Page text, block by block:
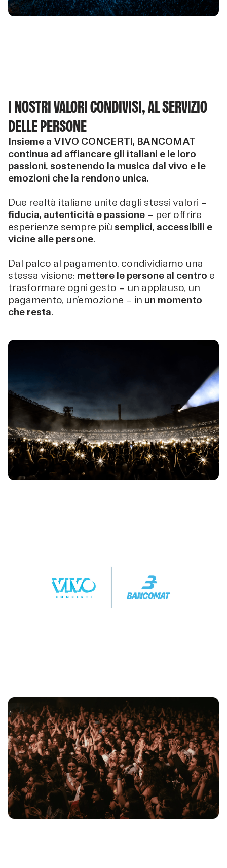
I NOSTRI VALORI CONDIVISI, AL SERVIZIO
DELLE PERSONE
Insieme a VIVO CONCERTI, BANCOMAT
continua ad affiancare gli italiani e le loro
passioni, sostenendo la musica dal vivo e le
emozioni che la rendono unica.
Due realtà italiane unite dagli stessi valori —
fiducia, autenticità e passione — per offrire
esperienze sempre più semplici, accessibili e
vicine alle persone.
Dal palco al pagamento, condividiamo una
stessa visione: mettere le persone al centro e
trasformare ogni gesto — un applauso, un
pagamento, un’emozione — in un momento
che resta.